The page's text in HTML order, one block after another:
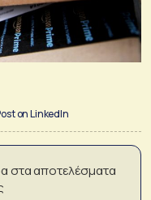
on LinkedIn
στα αποτελέσματα